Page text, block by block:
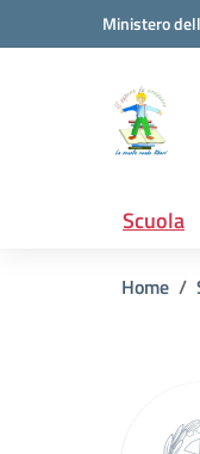
Vai ai contenuti
Vai al menu diMinistero
Scuola
Home